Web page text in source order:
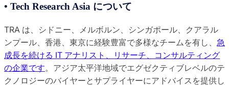
• Tech Research Asia について
TRA は、シドニー、メルボルン、シンガポール、クアラル
ンプール、香港、東京に経験豊富で多様なチームを有し、 急
成長を続ける IT アナリスト、リサーチ、コンサルティング
の企業です。アジア太平洋地域でエグゼクティブレベルのテ
クノロジーのバイヤーとサプライヤーにアドバイスを提供し